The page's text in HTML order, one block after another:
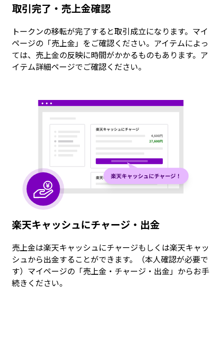
取引完了・売上金確認
トークンの移転が完了すると取引成立になります。マイ
ページの「売上金」をご確認ください。アイテムによっ
ては、売上金の反映に時間がかかるものもあります。ア
イテム詳細ページでご確認ください。
楽天キャッシュにチャージ・出金
売上金は楽天キャッシュにチャージもしくは楽天キャッ
シュから出金することができます。（本人確認が必要で
す）マイページの「売上金・チャージ・出金」からお手
続きください。